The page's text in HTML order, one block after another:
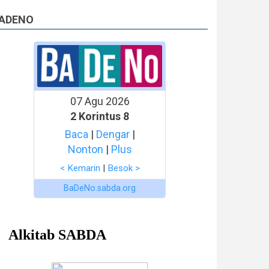
07 Agu 2026
2 Korintus 8
Baca | Dengar|
Nonton | Plus
< Kemarin | Besok >
BaDeNo.sabda.org